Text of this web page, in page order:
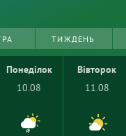
ТИЖДЕНЬ
Понеділок
10.08
Вівторок
11.08